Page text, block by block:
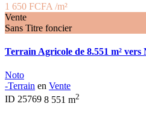
1 650 FCFA /m²
Vente
Sans Titre foncier
Terrain Agricole de 8.551 m² vers
Noto
-Terrain en Vente
ID 25769 8 551 m2